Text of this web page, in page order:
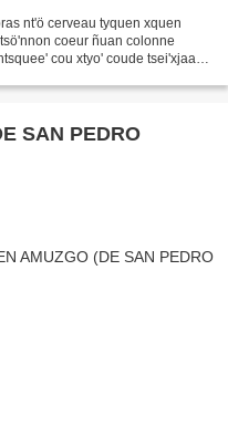
nt'ö cerveau tyquen xquen
coeur ñuan colonne
cou xtyo' coude tsei'xjaan'
SAN PEDRO